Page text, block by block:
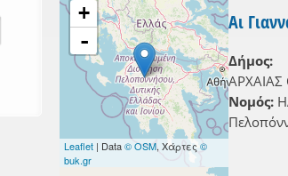
+
-
Leaflet | Data© OSM, Χάρτες ©
buk.gr
Αι
Δήμος:
Νομός: